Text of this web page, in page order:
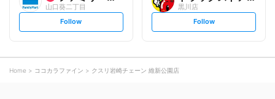
山口葵二丁目
s
t
o
w
Follow
黒川店
s
t
Follow
Home ココカラファイン クスリ岩崎チェーン 維新公園店